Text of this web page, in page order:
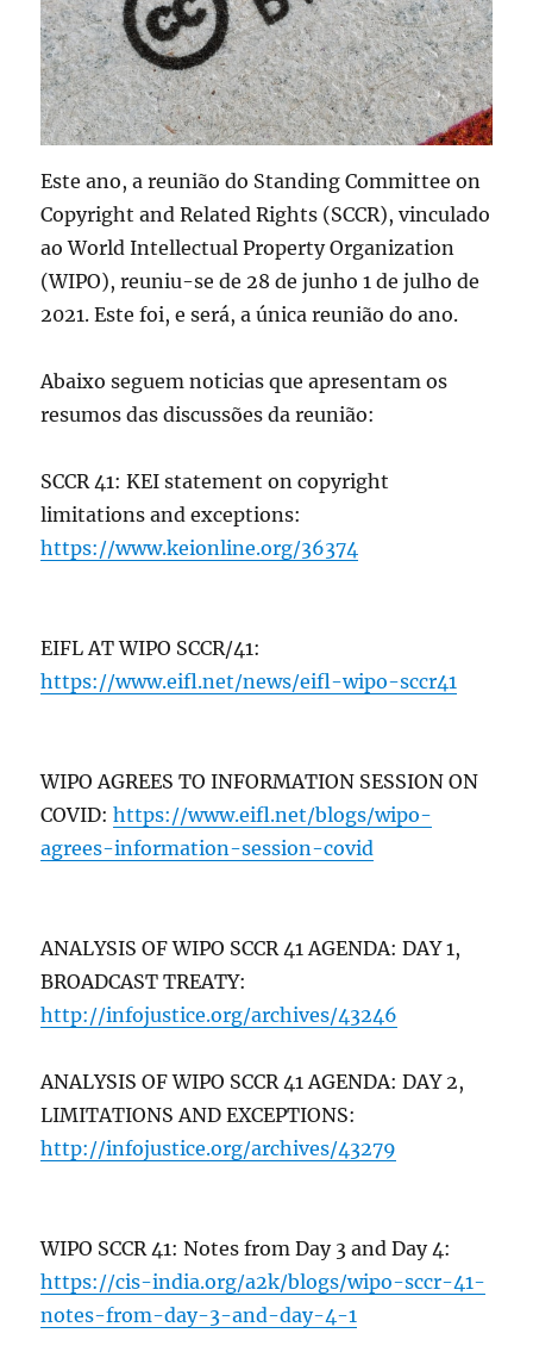
Este ano, a reunião do Standing Committee on
Copyright and Related Rights (SCCR), vinculado
ao World Intellectual Property Organization
(WIPO), reuniu-se de 28 de junho 1 de julho de
2021. Este foi, e será, a única reunião do ano.
Abaixo seguem noticias que apresentam os
resumos das discussões da reunião:
SCCR 41: KEI statement on copyright
limitations and exceptions:
https://www.keionline.org/36374
EIFL AT WIPO SCCR/41:
https://www.eifl.net/news/eifl-wipo-sccr41
WIPO AGREES TO INFORMATION SESSION ON
COVID:https://www.eifl.net/blogs/wipo-
agrees-information-session-covid
ANALYSIS OF WIPO SCCR 41 AGENDA: DAY 1,
BROADCAST TREATY:
http://infojustice.org/archives/43246
ANALYSIS OF WIPO SCCR 41 AGENDA: DAY 2,
LIMITATIONS AND EXCEPTIONS:
http://infojustice.org/archives/43279
WIPO SCCR 41: Notes from Day 3 and Day 4:
https://cis-india.org/a2k/blogs/wipo-sccr-41-
notes-from-day-3-and-day-4-1